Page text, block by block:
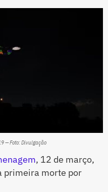
— Foto: Divulgação
, 12 de março,
primeira morte por